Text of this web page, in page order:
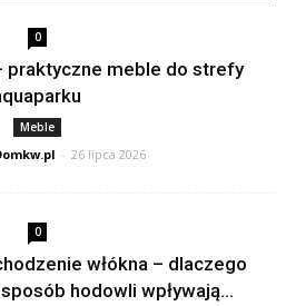
0
praktyczne meble do strefy
Meble
- 26 lipca 2026
0
włókna – dlaczego
hodowli wpływają...